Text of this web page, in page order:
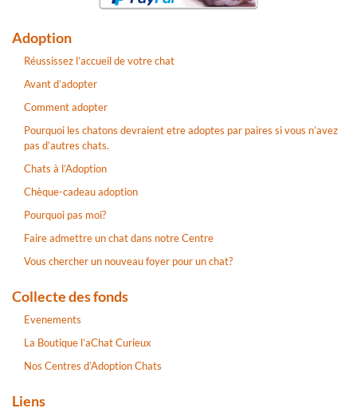
Adoption
Réussissez l’accueil de votre chat
Avant d’adopter
Comment adopter
Pourquoi les chatons devraient etre adoptes par paires si vous n’avez
pas d’autres chats.
Chats à l’Adoption
Chèque-cadeau adoption
Pourquoi pas moi?
Faire admettre un chat dans notre Centre
Vous chercher un nouveau foyer pour un chat?
Collecte des fonds
Evenements
La Boutique l’aChat Curieux
Nos Centres d’Adoption Chats
Liens